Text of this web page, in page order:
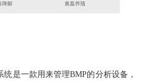
是一款用来管理BMP的分析设备，